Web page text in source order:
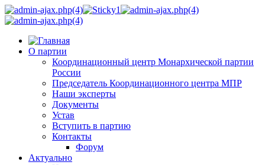
О партии
Координационный центр Монархической партии
России
Председатель Координационного центра МПР
Наши эксперты
Документы
Устав
Вступить в партию
Контакты
Форум
Актуально